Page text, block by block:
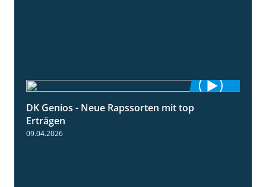
DK Genios - Neue Rapssorten mit top
Erträgen
09.04.2026